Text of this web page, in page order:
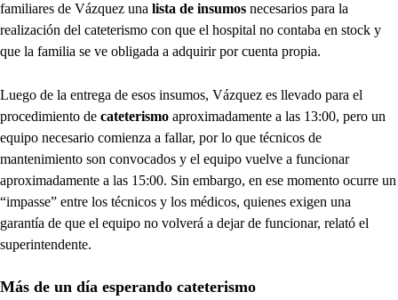
familiares de Vázquez una lista de insumos necesarios para la
realización del cateterismo con que el hospital no contaba en stock y
que la familia se ve obligada a adquirir por cuenta propia.
Luego de la entrega de esos insumos, Vázquez es llevado para el
procedimiento de cateterismo aproximadamente a las 13:00, pero un
equipo necesario comienza a fallar, por lo que técnicos de
mantenimiento son convocados y el equipo vuelve a funcionar
aproximadamente a las 15:00. Sin embargo, en ese momento ocurre un
“impasse” entre los técnicos y los médicos, quienes exigen una
garantía de que el equipo no volverá a dejar de funcionar, relató el
superintendente.
Más de un día esperando cateterismo